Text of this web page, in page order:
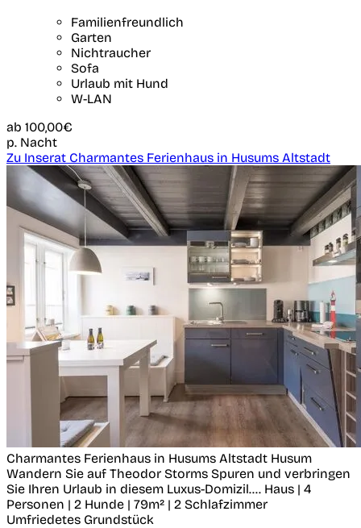
Familienfreundlich
Garten
Nichtraucher
Sofa
Urlaub mit Hund
W-LAN
ab 100,00€
p. Nacht
Zu Inserat Charmantes Ferienhaus in Husums Altstadt
Charmantes Ferienhaus in Husums Altstadt Husum
Wandern Sie auf Theodor Storms Spuren und verbringen
Sie Ihren Urlaub in diesem Luxus-Domizil.... Haus | 4
Personen | 2 Hunde | 79m² | 2 Schlafzimmer
Umfriedetes Grundstück